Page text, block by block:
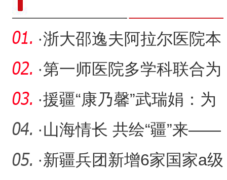
·浙大邵逸夫阿拉尔医院本
土专家成功发表首篇高质
量
·第一师医院多学科联合为
产后大出血患者生命接力
·援疆“康乃馨”武瑞娟：为
边疆患者带来温暖和希望
·山海情长 共绘“疆”来——
第十二师2024年回眸·援
·新疆兵团新增6家国家a级